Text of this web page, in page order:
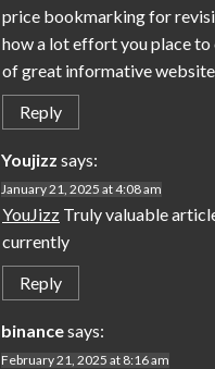
price bookmarking for
how a lot effort you place
of great informative website
Reply
Youjizz says:
January 21, 2025 at 4:08 am
YouJizz Truly valuable
currently
Reply
binancesays:
February 21, 2025 at 8:16 am